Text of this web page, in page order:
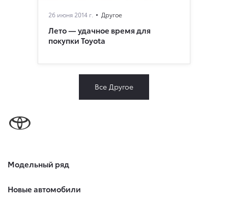
26 июня 2014 г. Другое
Лето — удачное время для
покупки Toyota
Все Другое
Модельный ряд
Новые автомобили